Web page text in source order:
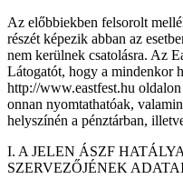
Az előbbiekben felsorolt
részét képezik abban az
nem kerülnek csatolásra. Az
Látogatót, hogy a mindenkor
http://www.eastfest.hu
onnan nyomtathatóak,
helyszínén a pénztárban,
I. A JELEN ÁSZF
SZERVEZŐJÉNEK